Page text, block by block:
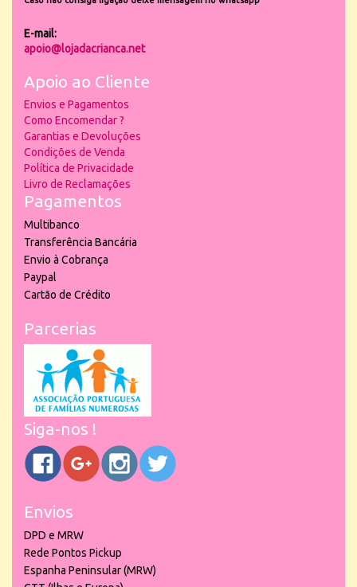
E-mail:
apoio@lojadacrianca.net
Apoio ao Cliente
Envios e Pagamentos
Como Encomendar ?
Garantias e Devoluções
Condições de Venda
Política de Privacidade
Livro de Reclamações
Pagamentos
Multibanco
Transferência Bancária
Envio à Cobrança
Paypal
Cartão de Crédito
Parcerias
Siga-nos !
Envios
DPD e MRW
Rede Pontos Pickup
Espanha Peninsular (MRW)